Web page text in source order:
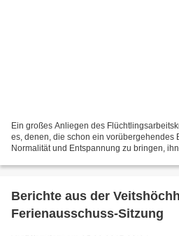
Ein großes Anliegen des
es, denen, die schon ein vorübergehendes
Normalität und Entspannung zu bringen,
Berichte aus der
Ferienausschuss-Sitzung